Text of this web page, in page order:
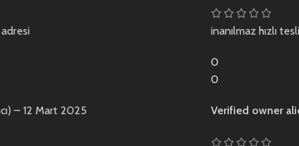
inanılmaz hızlı
0
0
– 12 Mart 2025 Verified owner